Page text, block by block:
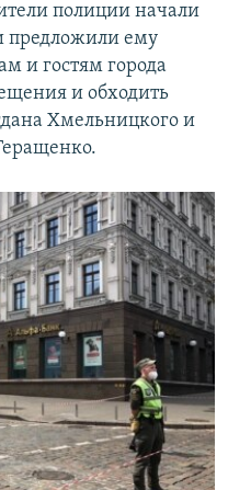
полиции начали
предложили ему
и гостям города
и обходить
Хмельницкого и